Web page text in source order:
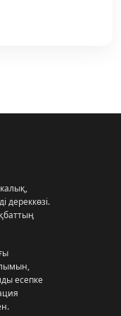
дереккөзі.
есепке